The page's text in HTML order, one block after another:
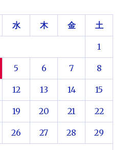
水 木 金 土
1
5 6 7 8
12 13 14 15
19 20 21 22
26 27 28 29